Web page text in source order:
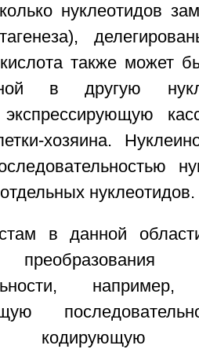
нуклеотидов
также может
в другую
хозяина.
нуклеотидов.
в данной